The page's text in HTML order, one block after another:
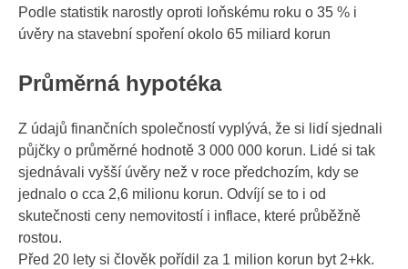
Podle statistik narostly oproti loňskému roku o 35 % i
úvěry na stavební spoření okolo 65 miliard korun
Průměrná hypotéka
Z údajů finančních společností vyplývá, že si lidí sjednali
půjčky o průměrné hodnotě 3 000 000 korun. Lidé si tak
sjednávali vyšší úvěry než v roce předchozím, kdy se
jednalo o cca 2,6 milionu korun. Odvíjí se to i od
skutečnosti ceny nemovitostí i inflace, které průběžně
rostou.
Před 20 lety si člověk pořídil za 1 milion korun byt 2+kk.